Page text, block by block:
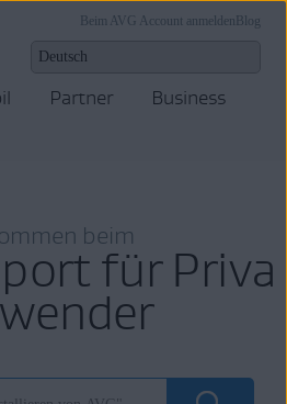
Blog
Beim AVG Account anmelden
Partner
Business
beim
für Priva